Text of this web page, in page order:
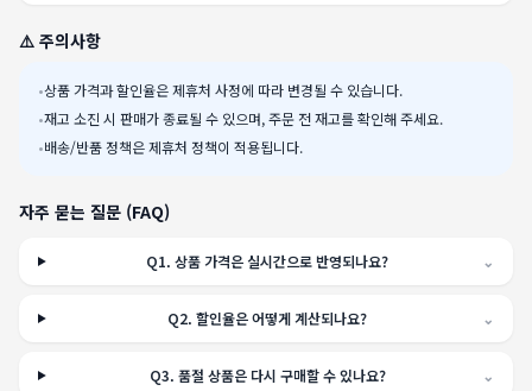
⚠️ 주의사항
•상품 가격과 할인율은 제휴처 사정에 따라 변경될 수 있습니다.
•재고 소진 시 판매가 종료될 수 있으며, 주문 전 재고를 확인해 주세요.
•배송/반품 정책은 제휴처 정책이 적용됩니다.
자주 묻는 질문 (FAQ)
Q1.상품 가격은 실시간으로 반영되나요? ⌄
Q2.할인율은 어떻게 계산되나요? ⌄
Q3. 품절 상품은 다시 구매할 수 있나요? ⌄